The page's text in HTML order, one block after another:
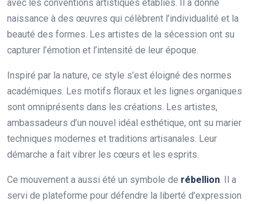
avec les conventions artistiques établies. Il a donné
naissance à des œuvres qui célèbrent l’individualité et la
beauté des formes. Les artistes de la sécession ont su
capturer l’émotion et l’intensité de leur époque.
Inspiré par la nature, ce style s’est éloigné des normes
académiques. Les motifs floraux et les lignes organiques
sont omniprésents dans les créations. Les artistes,
ambassadeurs d’un nouvel idéal esthétique, ont su marier
techniques modernes et traditions artisanales. Leur
démarche a fait vibrer les cœurs et les esprits.
Ce mouvement a aussi été un symbole de rébellion. Il a
servi de plateforme pour défendre la liberté d’expression